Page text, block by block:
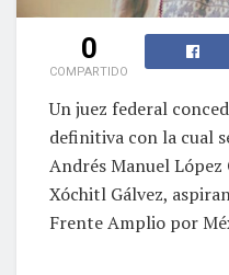
0
COMPARTIDO
Un juez federal
definitiva con la cual
Andrés Manuel
Xóchitl Gálvez,
Frente Amplio por